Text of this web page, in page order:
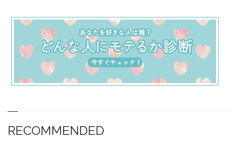
RECOMMENDED